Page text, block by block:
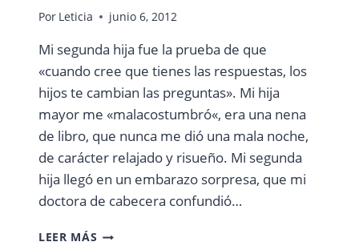
Por Leticia junio 6, 2012
Mi segunda hija fue la prueba de que
«cuando cree que tienes las respuestas, los
hijos te cambian las preguntas». Mi hija
mayor me «malacostumbró«, era una nena
de libro, que nunca me dió una mala noche,
de carácter relajado y risueño. Mi segunda
hija llegó en un embarazo sorpresa, que mi
doctora de cabecera confundió…
LEER MÁS CRIANDO